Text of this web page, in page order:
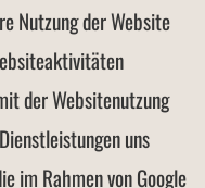
Nutzung der Website
der Websitenutzung
uns
im Rahmen von Google